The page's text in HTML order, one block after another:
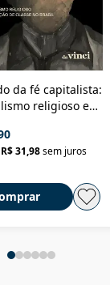
da fé capitalista:
religioso e
R$ 31,98sem juros